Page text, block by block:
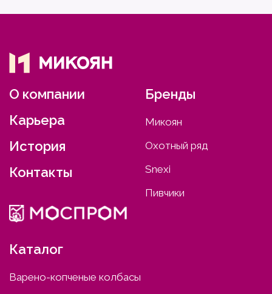
О компании
Карьера
История
Контакты
Бренды
Микоян
Охотный ряд
Snexi
Пивчики
Каталог
Варено-копченые колбасы